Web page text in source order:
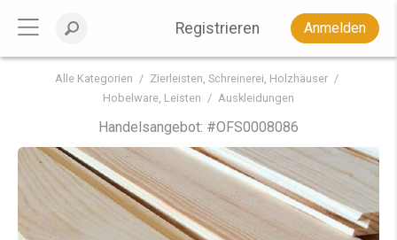
Registrieren Anmelden
Alle Kategorien
Zierleisten, Schreinerei, Holzhäuser
Hobelware, Leisten
Auskleidungen
Handelsangebot: #OFS0008086